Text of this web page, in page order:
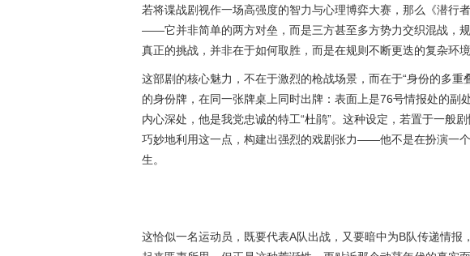
若将谍战剧视作一场高强度的智力与心理博弈大赛，那么《潜行
——它并非简单的两方对垒，而是三方甚至多方势力交织混战，
真正的挑战，并非在于如何取胜，而是在规则不断更迭的复杂环境
这部剧的核心魅力，不在于激烈的枪战场景，而在于“身份的多重
的身份牌，在同一张牌桌上同时出牌：表面上是76号情报处的副
内心深处，他是我党忠诚的特工“杜鹃”。这种设定，若置于一般
巧妙地利用这一点，构建出强烈的戏剧张力——他不是在扮演一
生。
这恰似一名运动员，既要代表A队出战，又要暗中为B队传递情